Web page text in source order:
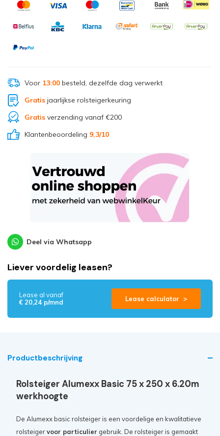
Voor 13:00besteld, dezelfde dag verwerkt
Gratisjaarlijkse rolsteigerkeuring
Gratisverzending vanaf €200
Klantenbeoordeling 9,3/10
Deel via Whatsapp
Liever voordelig leasen?
Lease al vanaf
€ 20,24 p/mnd
Lease calculator >
Productbeschrijving
Rolsteiger Alumexx Basic 75 x 250 x 6.20m
werkhoogte
De Alumexx basic rolsteiger is een voordelige en kwalitatieve
rolsteigervoor particulier gebruik. De rolsteiger is gemaakt